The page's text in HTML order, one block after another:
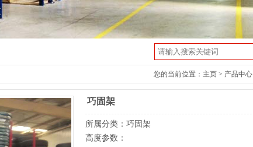
您的当前位置： 主页 > 产品中心
巧固架
所属分类：巧固架
高度参数：